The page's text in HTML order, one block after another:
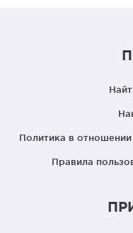
Политика в
Правила